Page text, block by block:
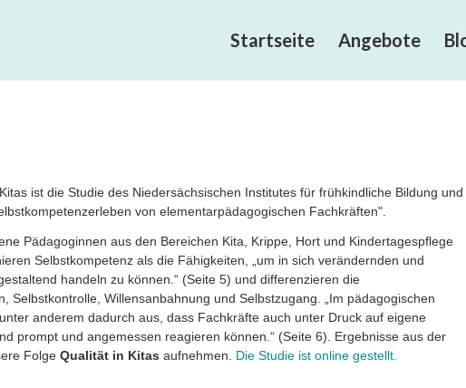
Startseite Angebote
ist die Studie des Niedersächsischen Institutes für frühkindliche Bildung und
von elementarpädagogischen Fachkräften".
Pädagoginnen aus den Bereichen Kita, Krippe, Hort und Kindertagespflege
Selbstkompetenz als die Fähigkeiten, „um in sich verändernden und
handeln zu können.“ (Seite 5) und differenzieren die
Selbstkontrolle, Willensanbahnung und Selbstzugang. „Im pädagogischen
anderem dadurch aus, dass Fachkräfte auch unter Druck auf eigene
prompt und angemessen reagieren können.“ (Seite 6). Ergebnisse aus der
Folge Qualität in Kitas aufnehmen. Die Studie ist online gestellt.